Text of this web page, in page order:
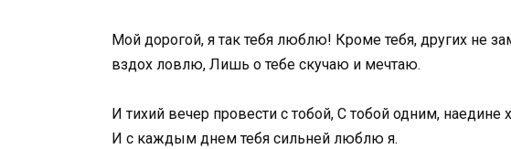
Мой дорогой, я так тебя люблю! Кроме тебя, других не
вздох ловлю, Лишь о тебе скучаю и мечтаю.
И тихий вечер провести с тобой, С тобой одним, наедине
И с каждым днем тебя сильней люблю я.